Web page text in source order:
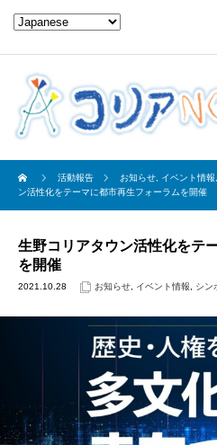
活動報告 お知らせ イベント情報
ン活性化をテーマに都市再生フォーラムを開催
生野コリアタウン活性化をテ
を開催
2021.10.28 お知らせ イベント情報 シン